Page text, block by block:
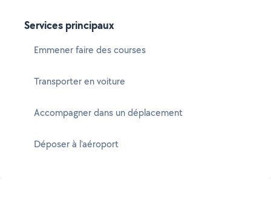
Services principaux
Emmener faire des courses
Transporter en voiture
Accompagner dans un déplacement
Déposer à l'aéroport